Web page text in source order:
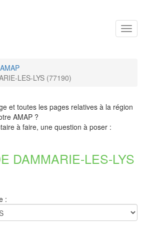
LES-LYS (77190)
et toutes les pages relatives à la région
AMAP ?
à faire, une question à poser :
DAMMARIE-LES-LYS
: